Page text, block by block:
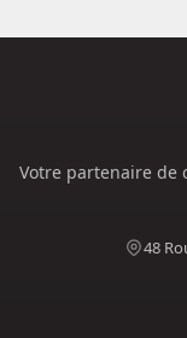
Votre partenaire de
48